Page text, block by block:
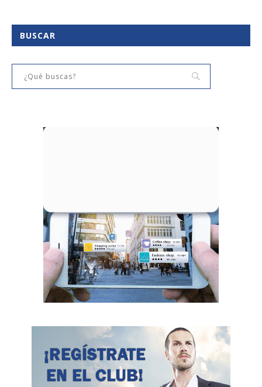
BUSCAR